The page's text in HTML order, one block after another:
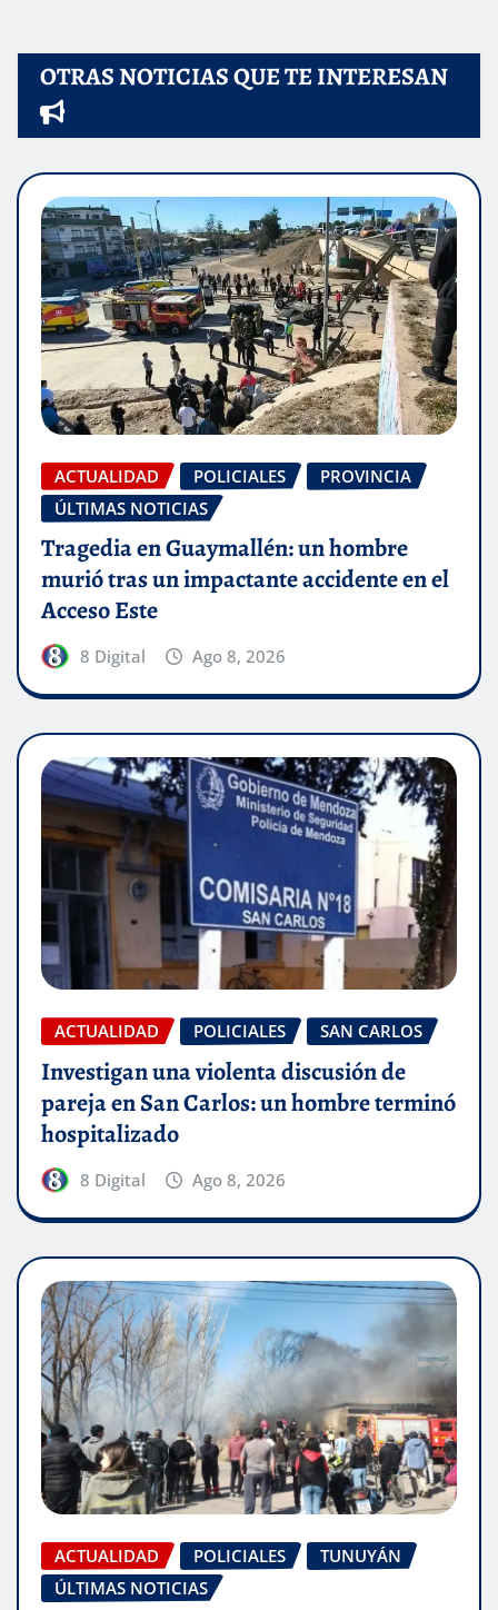
OTRAS NOTICIAS QUE TE INTERESAN
ACTUALIDAD POLICIALES
PROVINCIA
ÚLTIMAS NOTICIAS
Tragedia en Guaymallén: un hombre
murió tras un impactante accidente en el
Acceso Este
8 Digital Ago 8, 2026
ACTUALIDAD POLICIALES SAN CARLOS
Investigan una violenta discusión de
pareja en San Carlos: un hombre terminó
hospitalizado
8 Digital Ago 8, 2026
ACTUALIDAD POLICIALES
TUNUYÁN
ÚLTIMAS NOTICIAS